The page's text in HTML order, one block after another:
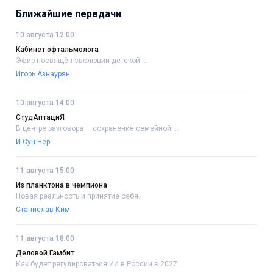
Ближайшие передачи
10 августа 12:00
Кабинет офтальмолога
Эфир посвящён эволюции детской....
Игорь Азнаурян
10 августа 14:00
СтудАптациЯ
В центре разговора — сохранение семейной....
И Сун Чер
11 августа 15:00
Из планктона в чемпиона
Новая реальность и принятие себя..
Станислав Ким
11 августа 18:00
Деловой Гамбит
Как будет регулироваться ИИ в России в 2027....